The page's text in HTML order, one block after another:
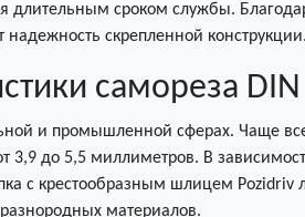
длительным сроком службы.
скрепленной конструкции.
самореза
и промышленной сферах. Чаще
3,9 до 5,5 миллиметров. В
с крестообразным шлицем Pozidriv
материалов.